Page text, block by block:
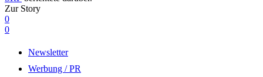
Zur Story
0
0
Newsletter
Werbung / PR